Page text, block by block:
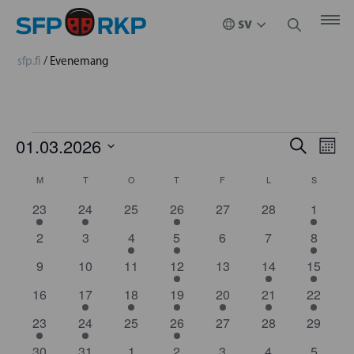
sfp.fi / Evenemang
EVENEMANG
SEARCH
AND
VIEWS
Sök
01.03.2026
KALENDER
AV
EVENEMANG
M TTISDAG O T TORSDAGF L SSÖNDAG
3
evenemang
23
1
evenemang
24
0
evenemang
25
4
evenemang
26
0
27
0
evenemang
28
1
1
0
2
0
evenemang
3
2
evenemang
4
2
evenemang
5
0
6
0
evenemang
7
1
8
0
9
0
10
0
evenemang
11
1
evenemang
12
0
evenemang
13
1
evenemang
14
1
15
0
evenemang
16
1
evenemang
17
3
evenemang
18
5
evenemang
19
1
evenemang
20
1
evenemang
21
1
22
2
evenemang
23
3
evenemang
24
0
evenemang
25
3
evenemang
26
0
27
0
28
0
29